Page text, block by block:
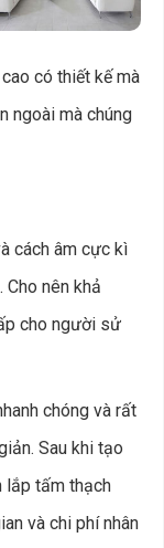
có thiết kế mà
ngoài mà chúng
cách âm cực kì
Cho nên khả
cho người sử
chóng và rất
Sau khi tạo
lắp tấm thạch
và chi phí nhân